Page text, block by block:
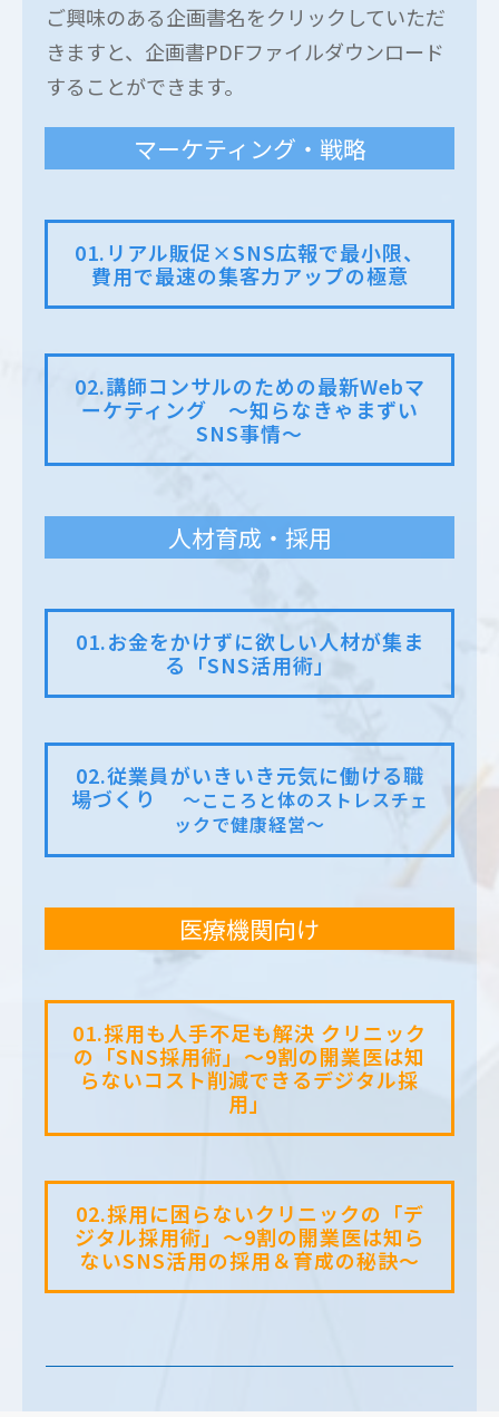
ご興味のある企画書名をクリックしていただ
きますと、企画書PDFファイルダウンロード
することができます。
マーケティング・戦略
01.リアル販促×SNS広報で最小限、
費用で最速の集客力アップの極意
02.講師コンサルのための最新Webマ
ーケティング 〜知らなきゃまずい
SNS事情〜
人材育成・採用
01.お金をかけずに欲しい人材が集ま
る「SNS活用術」
02.従業員がいきいき元気に働ける職
場づくり
〜こころと体のストレスチェ
ックで健康経営〜
医療機関向け
01.採用も人手不足も解決 クリニック
の「SNS採用術」〜9割の開業医は知
らないコスト削減できるデジタル採
用」
02.採用に困らないクリニックの「デ
ジタル採用術」〜9割の開業医は知ら
ないSNS活用の採用＆育成の秘訣〜